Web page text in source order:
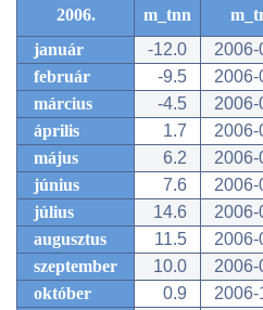
2006. m_tnn
január
-12.0
2006-
február
-9.5
2006-
március
-4.5
2006-
április
1.7
2006-
május
6.2
2006-
június
7.6
2006-
július
14.6
2006-
augusztus
11.5
2006-
szeptember
10.0
2006-
október
0.9
2006-